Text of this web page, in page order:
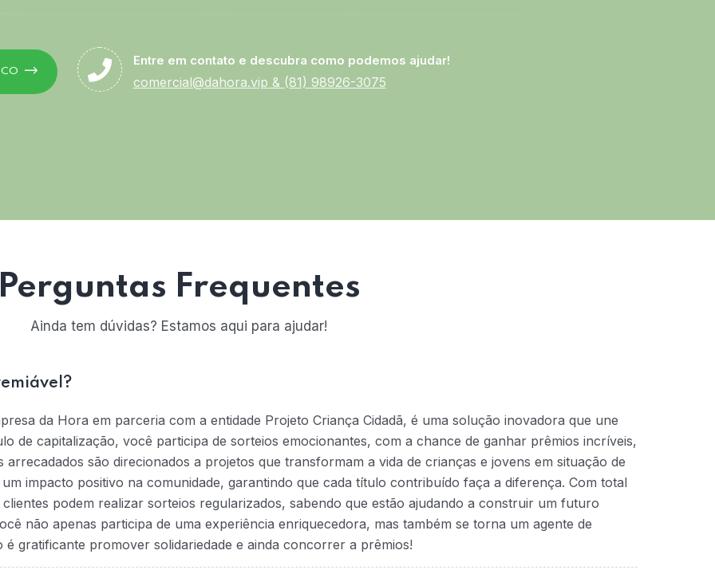
Entre em contato e descubra como podemos ajudar!
comercial@dahora.vip & (81) 98926-3075
Frequentes
Ainda tem dúvidas? Estamos aqui para ajudar!
da Hora em parceria com a entidade Projeto Criança Cidadã, é uma solução inovadora que une
de capitalização, você participa de sorteios emocionantes, com a chance de ganhar prêmios incríveis,
são direcionados a projetos que transformam a vida de crianças e jovens em situação de
impacto positivo na comunidade, garantindo que cada título contribuído faça a diferença. Com total
podem realizar sorteios regularizados, sabendo que estão ajudando a construir um futuro
não apenas participa de uma experiência enriquecedora, mas também se torna um agente de
gratificante promover solidariedade e ainda concorrer a prêmios!